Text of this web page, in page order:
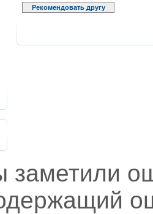
Рекомендовать другу
заметили